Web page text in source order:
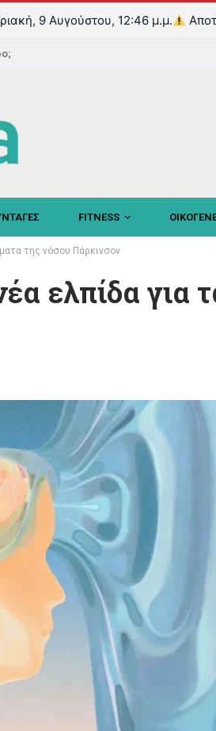
9 Αυγούστου, 12:46 μ.μ.
FITNESS
της νόσου Πάρκινσον
ελπίδα για